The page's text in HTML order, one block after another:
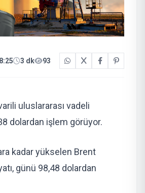
3 dk 93
uluslararası vadeli
dolardan işlem görüyor.
kadar yükselen Brent
günü 98,48 dolardan